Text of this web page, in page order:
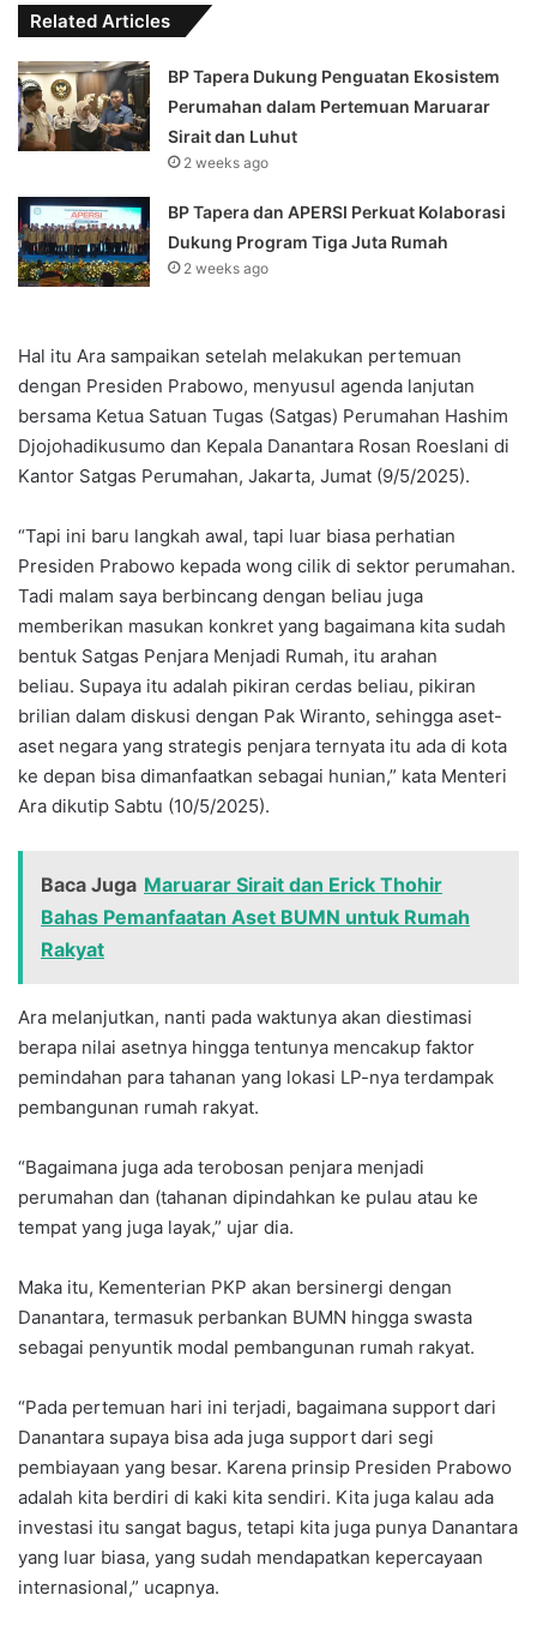
Related Articles
‎BP Tapera Dukung Penguatan Ekosistem
Perumahan dalam Pertemuan Maruarar
Sirait dan Luhut‎‎
2 weeks ago
‎BP Tapera dan APERSI Perkuat Kolaborasi
Dukung Program Tiga Juta Rumah‎‎
2 weeks ago
Hal itu Ara sampaikan setelah melakukan pertemuan
dengan Presiden Prabowo, menyusul agenda lanjutan
bersama Ketua Satuan Tugas (Satgas) Perumahan Hashim
Djojohadikusumo dan Kepala Danantara Rosan Roeslani di
Kantor Satgas Perumahan, Jakarta, Jumat (9/5/2025).
“Tapi ini baru langkah awal, tapi luar biasa perhatian
Presiden Prabowo kepada wong cilik di sektor perumahan.
Tadi malam saya berbincang dengan beliau juga
memberikan masukan konkret yang bagaimana kita sudah
bentuk Satgas Penjara Menjadi Rumah, itu arahan
beliau. Supaya itu adalah pikiran cerdas beliau, pikiran
brilian dalam diskusi dengan Pak Wiranto, sehingga aset-
aset negara yang strategis penjara ternyata itu ada di kota
ke depan bisa dimanfaatkan sebagai hunian,” kata Menteri
Ara dikutip Sabtu (10/5/2025).
Baca Juga Maruarar Sirait dan Erick Thohir
Bahas Pemanfaatan Aset BUMN untuk Rumah
Rakyat
Ara melanjutkan, nanti pada waktunya akan diestimasi
berapa nilai asetnya hingga tentunya mencakup faktor
pemindahan para tahanan yang lokasi LP-nya terdampak
pembangunan rumah rakyat.
“Bagaimana juga ada terobosan penjara menjadi
perumahan dan (tahanan dipindahkan ke pulau atau ke
tempat yang juga layak,” ujar dia.
Maka itu, Kementerian PKP akan bersinergi dengan
Danantara, termasuk perbankan BUMN hingga swasta
sebagai penyuntik modal pembangunan rumah rakyat.
“Pada pertemuan hari ini terjadi, bagaimana support dari
Danantara supaya bisa ada juga support dari segi
pembiayaan yang besar. Karena prinsip Presiden Prabowo
adalah kita berdiri di kaki kita sendiri. Kita juga kalau ada
investasi itu sangat bagus, tetapi kita juga punya Danantara
yang luar biasa, yang sudah mendapatkan kepercayaan
internasional,” ucapnya.